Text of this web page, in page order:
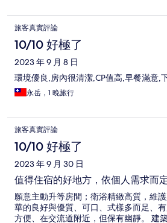
旅客真實評論
10/10 好極了
2023 年 9 月 8 日
環境優良,房內很清潔,CP值高,早餐滿意,
永岳，1 晚旅行
旅客真實評論
10/10 好極了
2023 年 9 月 30 日
值得住宿的好地方，依個人需求而定
願意主動升等房間；衛浴精緻高質，維
華的良好與優質、可口、式樣多而足、
方便、在交流道附近，但保有幽靜。 建